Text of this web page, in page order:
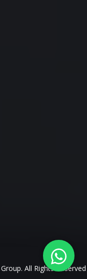
All Rights Reserved